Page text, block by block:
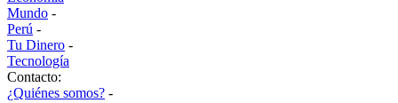
Mundo -
Perú -
Tu Dinero -
Tecnología
Contacto:
¿Quiénes somos? -